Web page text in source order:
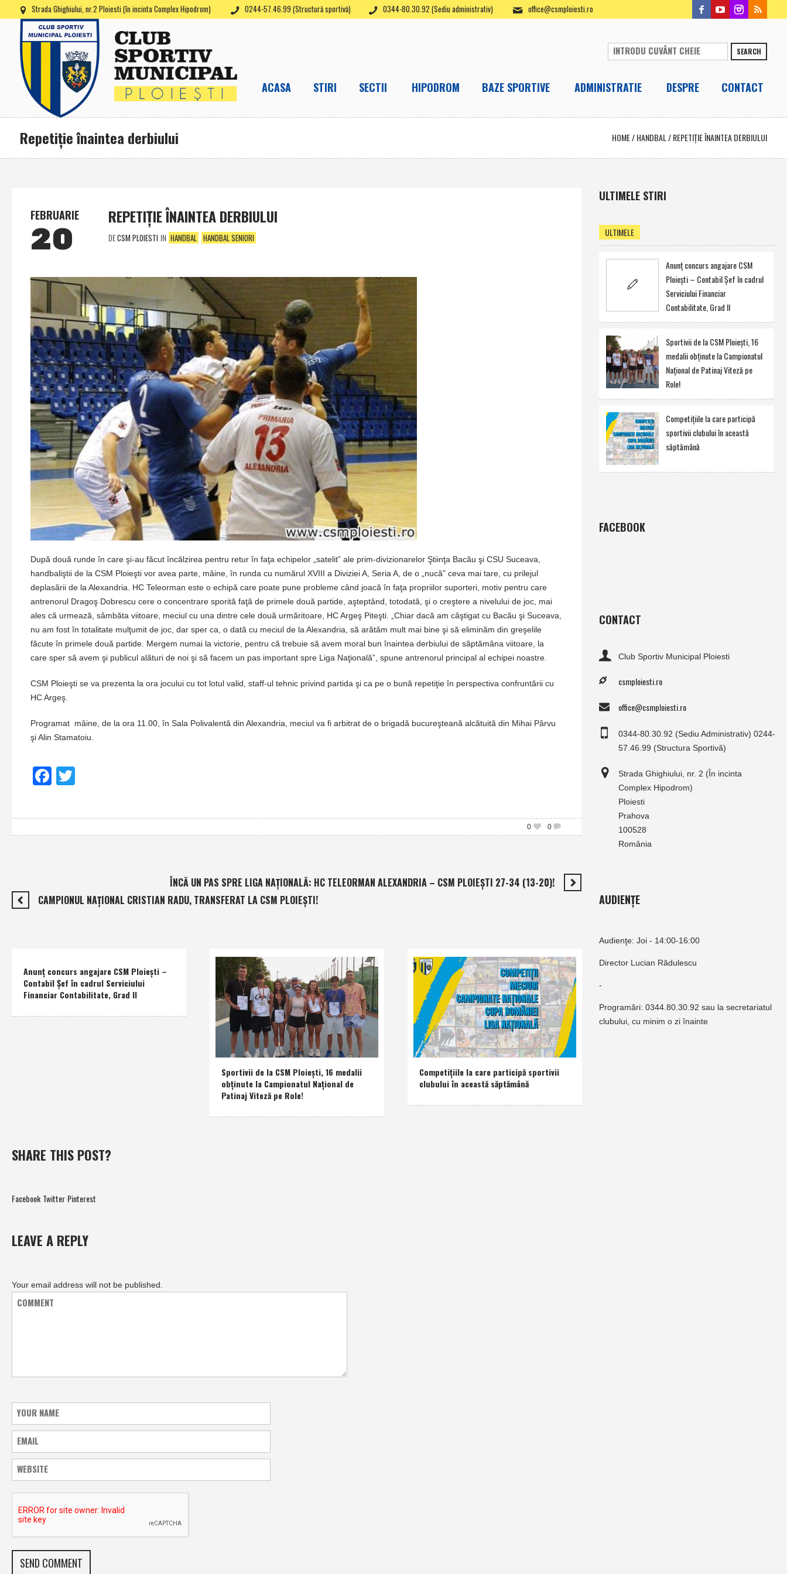
Strada Ghighiului, nr.2 Ploiesti (în incinta Complex Hipodrom) 0244-57.46.99 (Structură sportivă) 0344-80.30.92 (Sediu administrativ) office@csmploiesti.ro
SEARCH
ACASA STIRI SECTII HIPODROM BAZE SPORTIVE ADMINISTRATIE DESPRE CONTACT
Repetiţie înaintea derbiului HOME/HANDBAL /REPETIŢIE ÎNAINTEA DERBIULUI
FEBRUARIE
20
REPETIŢIE ÎNAINTEA DERBIULUI
DECSM PLOIESTI IN HANDBAL HANDBAL SENIORI
După două runde în care şi-au făcut încălzirea pentru retur în faţa echipelor „satelit” ale prim-divizionarelor Ştiinţa Bacău şi CSU Suceava,
handbaliştii de la CSM Ploieşti vor avea parte, mâine, în runda cu numărul XVIII a Diviziei A, Seria A, de o „nucă” ceva mai tare, cu prilejul
deplasării de la Alexandria. HC Teleorman este o echipă care poate pune probleme când joacă în faţa propriilor suporteri, motiv pentru care
antrenorul Dragoş Dobrescu cere o concentrare sporită faţă de primele două partide, aşteptând, totodată, şi o creştere a nivelului de joc, mai
ales că urmează, sâmbăta viitoare, meciul cu una dintre cele două urmăritoare, HC Argeş Piteşti. „Chiar dacă am câştigat cu Bacău şi Suceava,
nu am fost în totalitate mulţumit de joc, dar sper ca, o dată cu meciul de la Alexandria, să arătăm mult mai bine şi să eliminăm din greşelile
făcute în primele două partide. Mergem numai la victorie, pentru că trebuie să avem moral bun înaintea derbiului de săptămâna viitoare, la
care sper să avem şi publicul alături de noi şi să facem un pas important spre Liga Naţională”, spune antrenorul principal al echipei noastre.
CSM Ploieşti se va prezenta la ora jocului cu tot lotul valid, staff-ul tehnic privind partida şi ca pe o bună repetiţie în perspectiva confruntării cu
HC Argeş.
Programat mâine, de la ora 11.00, în Sala Polivalentă din Alexandria, meciul va fi arbitrat de o brigadă bucureşteană alcătuită din Mihai Pârvu
şi Alin Stamatoiu.
Facebook
0
0
ÎNCĂ UN PAS SPRE LIGA NAŢIONALĂ: HC TELEORMAN ALEXANDRIA – CSM PLOIEŞTI 27-34 (13-20)!
CAMPIONUL NAŢIONAL CRISTIAN RADU, TRANSFERAT LA CSM PLOIEŞTI!
Anunţ concurs angajare CSM Ploieşti –
Contabil Şef în cadrul Serviciului
Financiar Contabilitate, Grad II
Sportivii de la CSM Ploieşti, 16 medalii
obţinute la Campionatul Naţional de
Patinaj Viteză pe Role!
Competiţiile la care participă sportivii
clubului în această săptămână
SHARE THIS POST?
Facebook Twitter Pinterest
LEAVE A REPLY
Your email address will not be published.
ULTIMELE STIRI
ULTIMELE
Anunţ concurs angajare CSM
Ploieşti – Contabil Şef în cadrul
Serviciului Financiar
Contabilitate, Grad II
Sportivii de la CSM Ploieşti, 16
medalii obţinute la Campionatul
Naţional de Patinaj Viteză pe
Role!
Competiţiile la care participă
sportivii clubului în această
săptămână
FACEBOOK
CONTACT
Club Sportiv Municipal Ploiesti
csmploiesti.ro
office@csmploiesti.ro
0344-80.30.92 (Sediu Administrativ) 0244-
57.46.99 (Structura Sportivă)
Strada Ghighiului, nr. 2 (În incinta
Complex Hipodrom)
Ploiesti
Prahova
100528
România
AUDIENȚE
Audienţe: Joi - 14:00-16:00
Director Lucian Rădulescu
-
Programări: 0344.80.30.92 sau la secretariatul
clubului, cu minim o zi înainte